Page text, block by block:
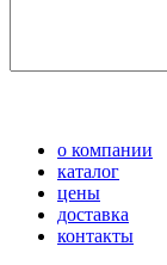
о компании
каталог
цены
доставка
контакты